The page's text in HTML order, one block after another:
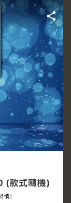
(款式隨機)
慣!